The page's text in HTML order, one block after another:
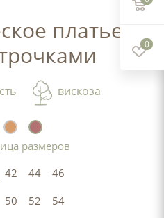
платье с
вискоза
размеров
42 44
46
50 52 54
0